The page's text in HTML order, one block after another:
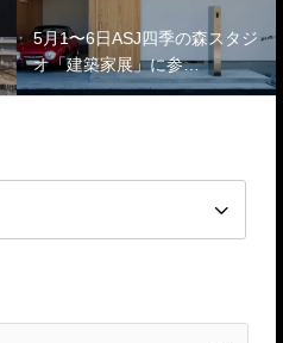
5月1〜6日ASJ四季の森スタジ
オ「建築家展」に参…